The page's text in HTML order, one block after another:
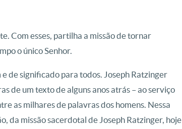
Com esses, partilha a missão de tornar
o único Senhor.
de significado para todos. Joseph Ratzinger
de um texto de alguns anos atrás – ao serviço
as milhares de palavras dos homens. Nessa
da missão sacerdotal de Joseph Ratzinger, hoje